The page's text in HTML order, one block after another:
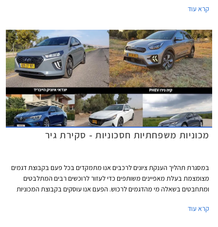
הודעה של היצרנית על פיה עקב עיכובים בשרשרת האספקה חלו שינויים
זמני ההמתנה לרכבים חדשים. שיווקה של טויוטה יאריס הופסק לפני מספר
חודשים בעוד דגמים נוספים לא יסופקו ללקוחות עד לסוף השנה.
קרא עוד
מכוניות משפחתיות חסכוניות - סקירת גיר
במסגרת תהליך הענקת ציונים לרכבים אנו מתמקדים בכל פעם בקבוצת דגמים
מצומצמת בעלת מאפיינים משותפים כדי לעזור לרוכשים רבים המתלבטים
ומתחבטים בשאלה מי מהדגמים לרכוש. הפעם אנו עוסקים בקבוצת המכוניות
חסכוניות, כאלה המוצעות לעיתים קרובות כרכב צמוד ממקום העבודה. באגף
קרא עוד